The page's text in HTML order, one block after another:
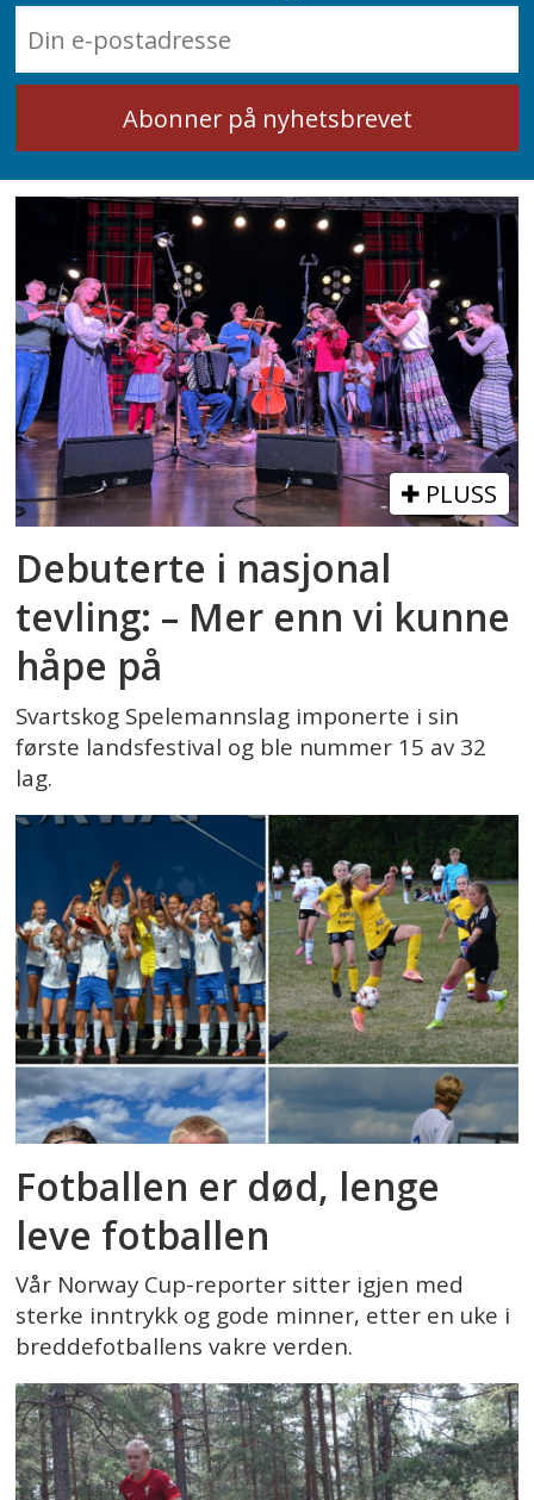
PLUSS
Debuterte i nasjonal
tevling: – Mer enn vi kunne
håpe på
Svartskog Spelemannslag imponerte i sin
første landsfestival og ble nummer 15 av 32
lag.
Fotballen er død, lenge
leve fotballen
Vår Norway Cup-reporter sitter igjen med
sterke inntrykk og gode minner, etter en uke i
breddefotballens vakre verden.